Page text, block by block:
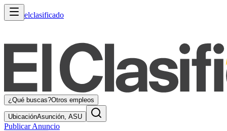
elclasificado
¿Qué buscas?Otros empleos
UbicaciónAsunción, ASU
Publicar Anuncio